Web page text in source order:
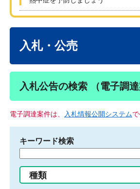
入札・公売
入札公告の検索 （電子調達
電子調達案件は、 入札情報公開システム
キーワード検索
る
種類